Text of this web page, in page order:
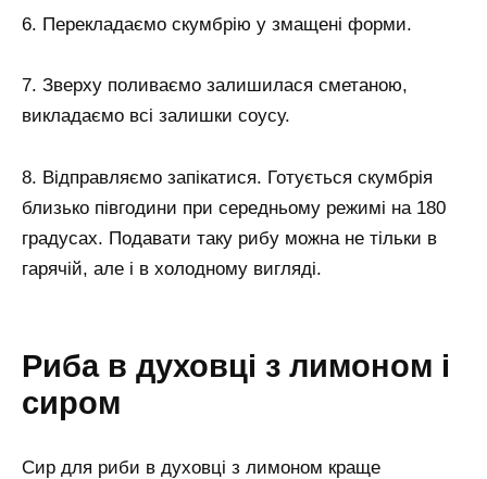
6. Перекладаємо скумбрію у змащені форми.
7. Зверху поливаємо залишилася сметаною,
викладаємо всі залишки соусу.
8. Відправляємо запікатися. Готується скумбрія
близько півгодини при середньому режимі на 180
градусах. Подавати таку рибу можна не тільки в
гарячій, але і в холодному вигляді.
Риба в духовці з лимоном і
сиром
Сир для риби в духовці з лимоном краще